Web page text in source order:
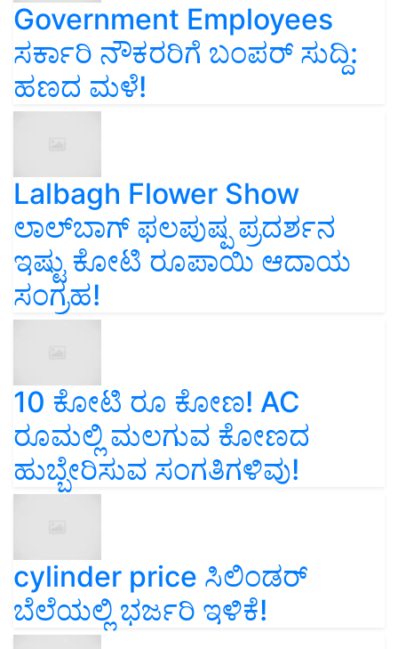
Government Employees
ಸರ್ಕಾರಿ ನೌಕರರಿಗೆ ಬಂಪರ್‌ ಸುದ್ದಿ:
ಹಣದ ಮಳೆ!
Lalbagh Flower Show
ಲಾಲ್‌ಬಾಗ್ ಫಲಪುಷ್ಪ ಪ್ರದರ್ಶನ
ಇಷ್ಟು ಕೋಟಿ ರೂಪಾಯಿ ಆದಾಯ
ಸಂಗ್ರಹ!
10 ಕೋಟಿ ರೂ ಕೋಣ! AC
ರೂಮಲ್ಲಿ ಮಲಗುವ ಕೋಣದ
ಹುಬ್ಬೇರಿಸುವ ಸಂಗತಿಗಳಿವು!
cylinder price ಸಿಲಿಂಡರ್‌
ಬೆಲೆಯಲ್ಲಿ ಭರ್ಜರಿ ಇಳಿಕೆ!